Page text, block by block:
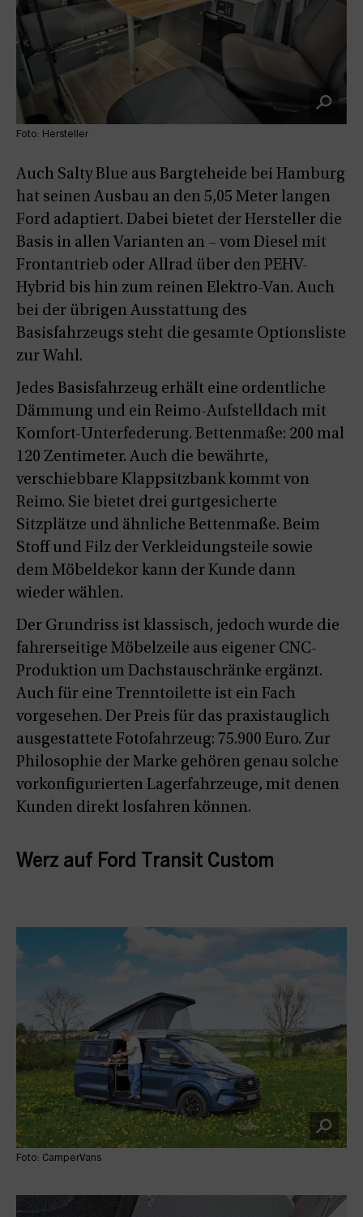
Auch Salty Blue aus Bargteheide bei Hamburg
hat seinen Ausbau an den 5,05 Meter langen
Ford adaptiert. Dabei bietet der Hersteller die
Basis in allen Varianten an – vom Diesel mit
Frontantrieb oder Allrad über den PEHV-
Hybrid bis hin zum reinen Elektro-Van. Auch
bei der übrigen Ausstattung des
Basisfahrzeugs steht die gesamte Optionsliste
zur Wahl.
Jedes Basisfahrzeug erhält eine ordentliche
Dämmung und ein Reimo-Aufstelldach mit
Komfort-Unterfederung. Bettenmaße: 200 mal
120 Zentimeter. Auch die bewährte,
verschiebbare Klappsitzbank kommt von
Reimo. Sie bietet drei gurtgesicherte
Sitzplätze und ähnliche Bettenmaße. Beim
Stoff und Filz der Verkleidungsteile sowie
dem Möbeldekor kann der Kunde dann
wieder wählen.
Der Grundriss ist klassisch, jedoch wurde die
fahrerseitige Möbelzeile aus eigener CNC-
Produktion um Dachstauschränke ergänzt.
Auch für eine Trenntoilette ist ein Fach
vorgesehen. Der Preis für das praxistauglich
ausgestattete Fotofahrzeug: 75.900 Euro. Zur
Philosophie der Marke gehören genau solche
vorkonfigurierten Lagerfahrzeuge, mit denen
Kunden direkt losfahren können.
Foto: Hersteller
Werz auf Ford Transit Custom
Foto: CamperVans